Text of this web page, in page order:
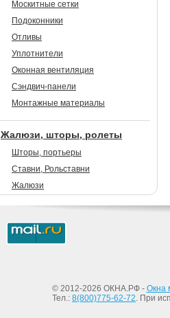
Москитные сетки
Подоконники
Отливы
Уплотнители
Оконная вентиляция
Сэндвич-панели
Монтажные материалы
Жалюзи, шторы, ролеты
Шторы, портьеры
Ставни, Рольставни
Жалюзи
© 2012-2026 ОКНА.РФ - Окна
Тел.: 8(800)775-62-72. При